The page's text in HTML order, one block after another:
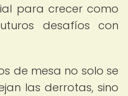
para crecer como
desafíos con
de mesa no solo se
las derrotas, sino